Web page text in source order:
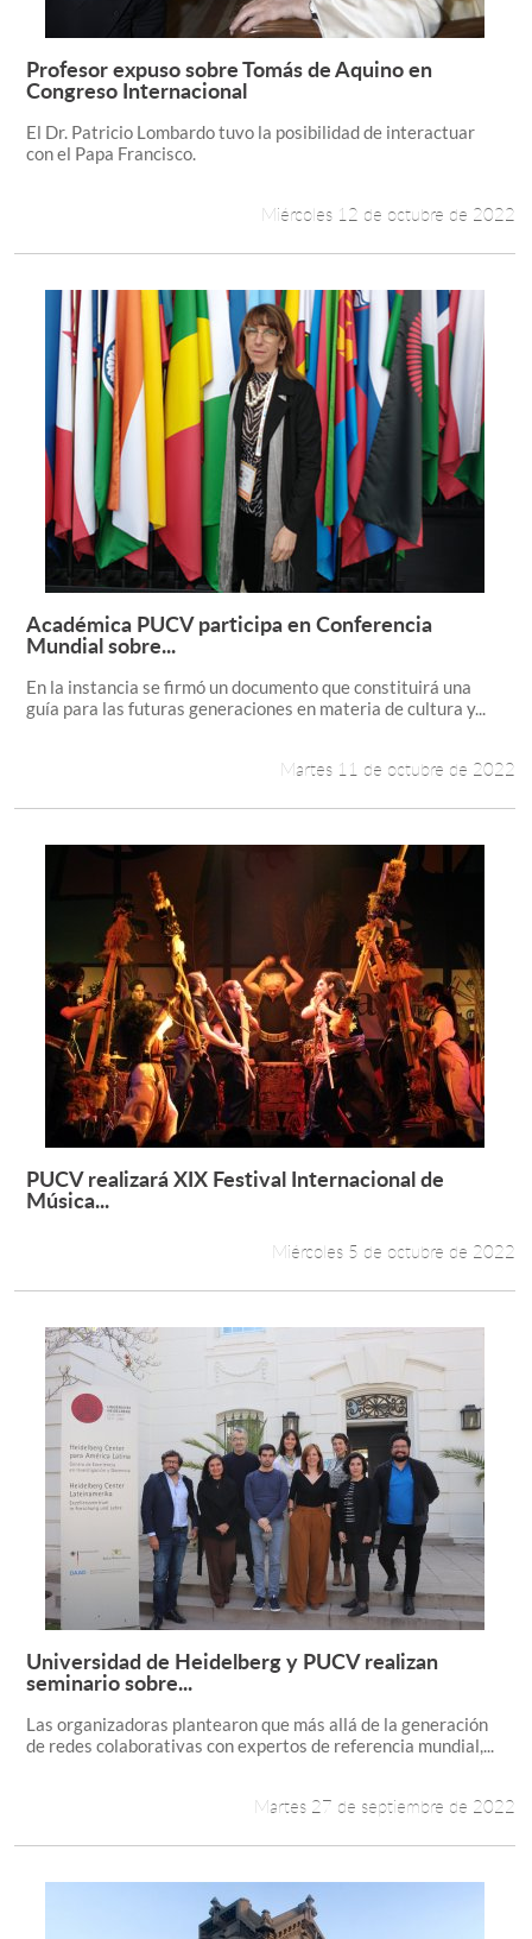
Leer más +
Profesor expuso sobre Tomás de Aquino en
Congreso Internacional
El Dr. Patricio Lombardo tuvo la posibilidad de interactuar
con el Papa Francisco.
Miércoles 12 de octubre de 2022
Leer más +
Académica PUCV participa en Conferencia
Mundial sobre...
En la instancia se firmó un documento que constituirá una
guía para las futuras generaciones en materia de cultura y...
Martes 11 de octubre de 2022
Leer más +
PUCV realizará XIX Festival Internacional de
Música...
Miércoles 5 de octubre de 2022
Leer más +
Universidad de Heidelberg y PUCV realizan
seminario sobre...
Las organizadoras plantearon que más allá de la generación
de redes colaborativas con expertos de referencia mundial,...
Martes 27 de septiembre de 2022